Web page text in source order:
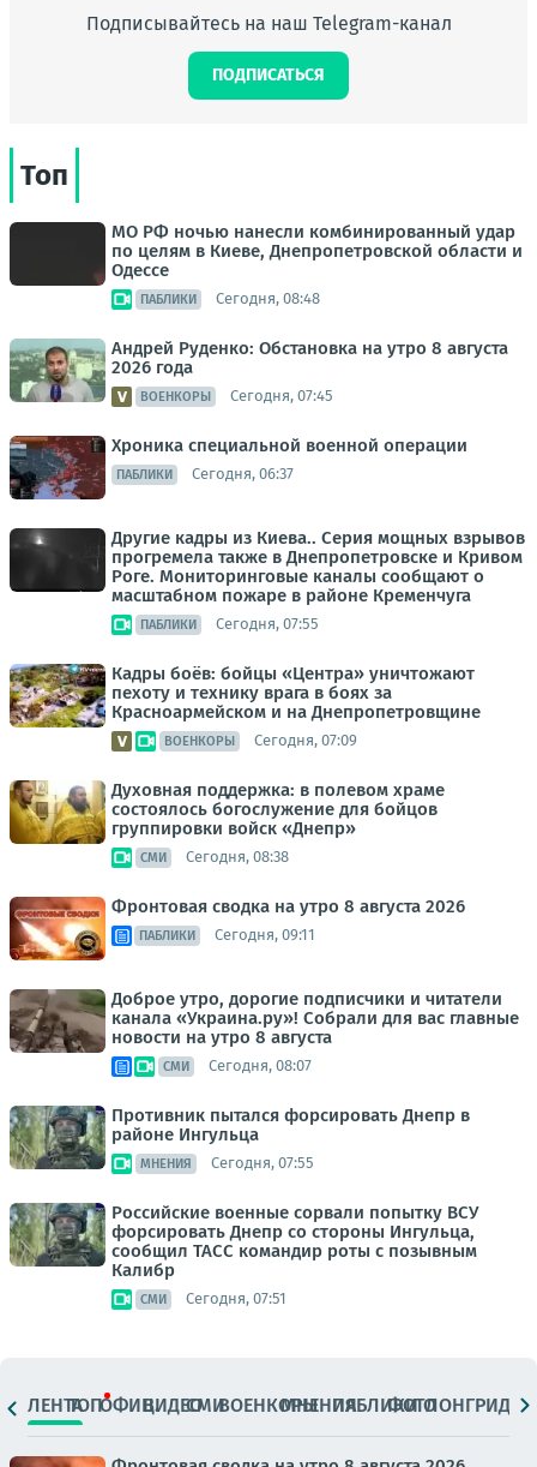
Подписывайтесь на наш Telegram-канал
ПОДПИСАТЬСЯ
Топ
МО РФ ночью нанесли комбинированный удар
по целям в Киеве, Днепропетровской области и
Одессе
ПАБЛИКИ Сегодня, 08:48
Андрей Руденко: Обстановка на утро 8 августа
2026 года
ВОЕНКОРЫ Сегодня, 07:45
Хроника специальной военной операции
ПАБЛИКИ Сегодня, 06:37
Другие кадры из Киева.. Серия мощных взрывов
прогремела также в Днепропетровске и Кривом
Роге. Мониторинговые каналы сообщают о
масштабном пожаре в районе Кременчуга
ПАБЛИКИ Сегодня, 07:55
Кадры боёв: бойцы «Центра» уничтожают
пехоту и технику врага в боях за
Красноармейском и на Днепропетровщине
ВОЕНКОРЫ Сегодня, 07:09
Духовная поддержка: в полевом храме
состоялось богослужение для бойцов
группировки войск «Днепр»
СМИ Сегодня, 08:38
Фронтовая сводка на утро 8 августа 2026
ПАБЛИКИ Сегодня, 09:11
Доброе утро, дорогие подписчики и читатели
канала «Украина.ру»! Собрали для вас главные
новости на утро 8 августа
СМИ Сегодня, 08:07
Противник пытался форсировать Днепр в
районе Ингульца
МНЕНИЯ Сегодня, 07:55
Российские военные сорвали попытку ВСУ
форсировать Днепр со стороны Ингульца,
сообщил ТАСС командир роты с позывным
Калибр
СМИ Сегодня, 07:51
ЛЕНТАТОПОФИЦ.ВИДЕОСМИВОЕНКОРЫМНЕНИЯПАБЛИКИ
ФОТОЛОНГРИДЫ